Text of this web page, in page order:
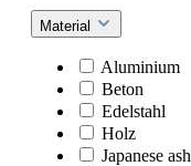
Material
Aluminium
Beton
Edelstahl
Holz
Japanese ash